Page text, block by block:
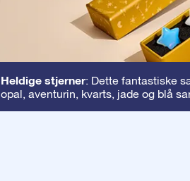
Heldige stjerner: Dette fantastiske
opal, aventurin, kvarts, jade og blå